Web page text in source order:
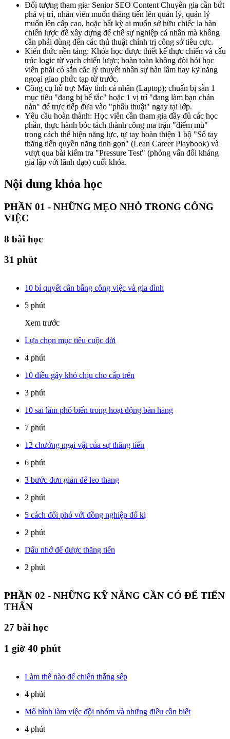
Đối tượng tham gia: Senior SEO Content Chuyên gia cần bứt
phá vị trí, nhân viên muốn thăng tiến lên quản lý, quản lý
muốn lên cấp cao, hoặc bất kỳ ai muốn sở hữu chiếc la bàn
chiến lược để xây dựng đế chế sự nghiệp cá nhân mà không
cần phải dùng đến các thủ thuật chính trị công sở tiêu cực.
Kiến thức nền tảng: Khóa học được thiết kế thực chiến và cấu
trúc logic từ vạch chiến lược; hoàn toàn không đòi hỏi học
viên phải có sẵn các lý thuyết nhân sự hàn lâm hay kỹ năng
ngoại giao phức tạp từ trước.
Công cụ hỗ trợ: Máy tính cá nhân (Laptop); chuẩn bị sẵn 1
mục tiêu "đang bị bế tắc" hoặc 1 vị trí "đang làm bạn chán
nản" để trực tiếp đưa vào "phẫu thuật" ngay tại lớp.
Yêu cầu hoàn thành: Học viên cần tham gia đầy đủ các học
phần, thực hành bóc tách thành công ma trận "điểm mù"
trong cách thể hiện năng lực, tự tay hoàn thiện 1 bộ "Sổ tay
thăng tiến quyền năng tinh gọn" (Lean Career Playbook) và
vượt qua bài kiểm tra "Pressure Test" (phỏng vấn đối kháng
giả lập với lãnh đạo) cuối khóa.
Nội dung khóa học
PHẦN 01 - NHỮNG MẸO NHỎ TRONG CÔNG
VIỆC
8 bài học
31 phút
10 bí quyết cân bằng công việc và gia đình
5 phút
Xem trước
Lựa chọn mục tiêu cuộc đời
4 phút
10 điều gây khó chịu cho cấp trên
3 phút
10 sai lầm phổ biến trong hoạt động bán hàng
7 phút
12 chướng ngại vật của sự thăng tiến
6 phút
3 bước đơn giản để leo thang
2 phút
5 cách đối phó với đồng nghiệp đố kị
2 phút
Dấu nhớ để được thăng tiến
2 phút
PHẦN 02 - NHỮNG KỸ NĂNG CẦN CÓ ĐỂ TIẾN
THÂN
27 bài học
1 giờ 40 phút
Làm thế nào để chiến thắng sếp
4 phút
Mô hình làm việc đội nhóm và những điều cần biết
4 phút